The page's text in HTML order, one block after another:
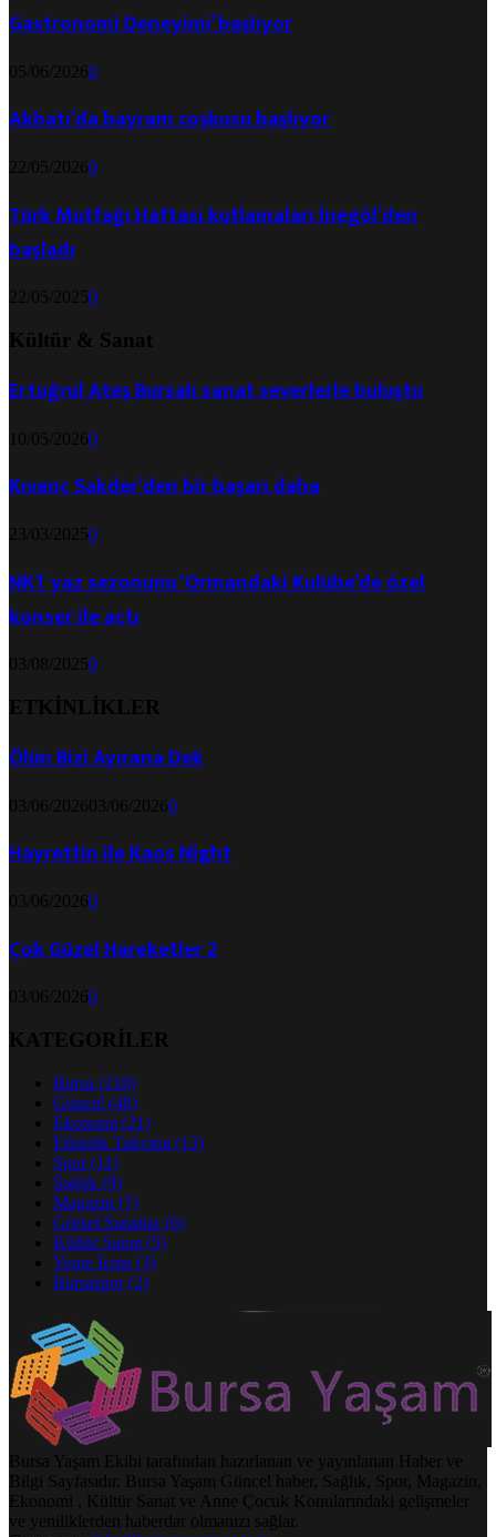
Gastronomi Deneyimi’ başlıyor
05/06/20260
Akbatı’da bayram coşkusu başlıyor
22/05/20260
Türk Mutfağı Haftası kutlamaları İnegöl’den
başladı
22/05/20250
Kültür & Sanat
Ertuğrul Ateş Bursalı sanat severlerle buluştu
10/05/20260
Kıvanç Sakder’den bir başarı daha
23/03/20250
NKT yaz sezonunu ‘Ormandaki Kulübe’de özel
konser ile açtı
03/08/20250
ETKİNLİKLER
Ölün Bizi Ayırana Dek
03/06/202603/06/20260
Hayrettin ile Kaos Night
03/06/20260
Çok Güzel Hareketler 2
03/06/20260
KATEGORİLER
Bursa (218)
Güncel (48)
Ekonomi (21)
Etkinlik Takvimi (13)
Spor(11)
Sağlık (9)
Magazin (7)
Görsel Sanatlar(6)
Kültür Sanat (5)
Yeme İçme (3)
Bursaspor(2)
Bursa Yaşam Ekibi tarafından hazırlanan ve yayınlanan Haber ve
Bilgi Sayfasıdır. Bursa Yaşam Güncel haber, Sağlık, Spor, Magazin,
Ekonomi , Kültür Sanat ve Anne Çocuk Konularındaki gelişmeler
ve yeniliklerden haberdar olmanızı sağlar.